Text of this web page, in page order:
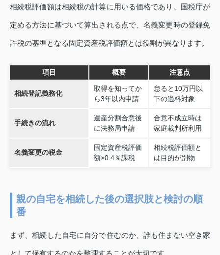
相続税評価額は相続税の計算に用いる価格であり、国税庁が
定める方法に基づいて算出される点で、名義変更時の登録免
許税の基準となる固定資産税評価額とは役割が異なります。
項目 概要 注意点
相続登記義務化
取得を知ってか
ら3年以内申請
怠ると10万円以
下の過料対象
手続きの流れ
遺産分割合意後
に法務局申請
合意不成立時は
家庭裁判所利用
名義変更の税金
固定資産税評価
額×0.4％課税
相続税評価額と
は目的が別物
親の自宅を相続した後の選択肢と検討の順
番
まず、相続した自宅に自分で住むのか、誰も住まない空き家
として保有するのかを整理することが大切です。